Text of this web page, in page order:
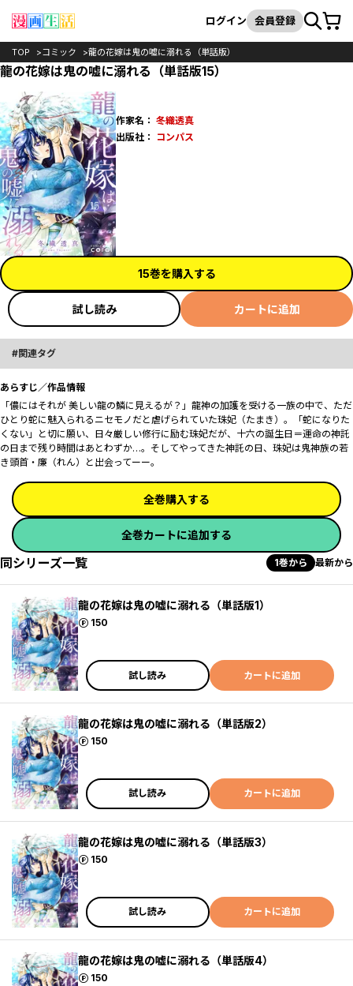
検索
ログイン 会員登録カート
TOP コミック 龍の花嫁は鬼の嘘に溺れる（単話版）
龍の花嫁は鬼の嘘に溺れる（単話版15）
作家名： 冬織透真
出版社：
コンパス
15巻を購入する
試し読み カートに追加
関連タグ
あらすじ／作品情報
「儂にはそれが 美しい龍の鱗に見えるが？」龍神の加護を受ける一族の中で、ただ
ひとり蛇に魅入られるニセモノだと虐げられていた珠妃（たまき）。「蛇になりた
くない」と切に願い、日々厳しい修行に励む珠妃だが、十六の誕生日＝運命の神託
の日まで残り時間はあとわずか…。そしてやってきた神託の日、珠妃は鬼神族の若
き頭首・廉（れん）と出会ってーー。
全巻購入する
全巻カートに追加する
同シリーズ一覧 1巻から 最新から
龍の花嫁は鬼の嘘に溺れる（単話版1）
150
ポイント
試し読み カートに追加
龍の花嫁は鬼の嘘に溺れる（単話版2）
150
ポイント
試し読み カートに追加
龍の花嫁は鬼の嘘に溺れる（単話版3）
150
ポイント
試し読み カートに追加
龍の花嫁は鬼の嘘に溺れる（単話版4）
150
ポイント